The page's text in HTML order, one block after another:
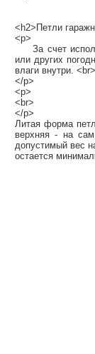
<h2>Петли
<p>
За счет
или других
влаги внутри. <br>
</p>
<p>
<br>
</p>
Литая форма
верхняя - на
допустимый вес
остается